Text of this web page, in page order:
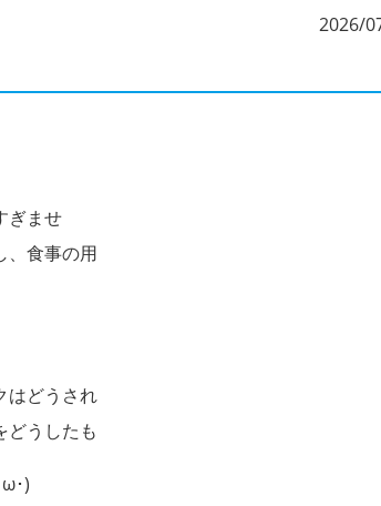
2026/
ぎませ
、食事の用
はどうされ
どうしたも
･)